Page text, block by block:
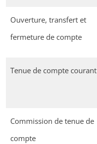
Ouverture, transfert et
fermeture de compte
Tenue de compte courant
Commission de tenue de
compte